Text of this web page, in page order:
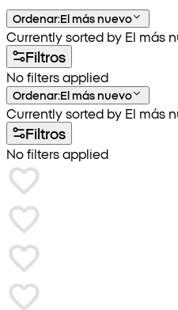
Ordenar:El más nuevo
Currently sorted by El más
Filtros
No filters applied
Ordenar:El más nuevo
Currently sorted by El más
Filtros
No filters applied